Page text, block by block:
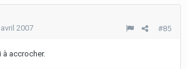
#85
2007
à accrocher.